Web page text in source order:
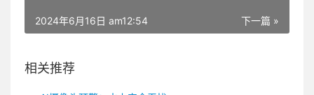
下一篇 »
2024年6月16日 am12:54
相关推荐